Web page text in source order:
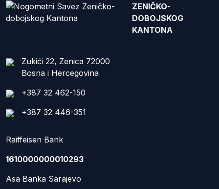
ZENIČKO-
DOBOJSKOG
KANTONA
Zukići 22, Zenica 72000
Bosna i Hercegovina
+387 32 462-150
+387 32 446-351
Raiffeisen Bank
1610000000010293
Asa Banka Sarajevo